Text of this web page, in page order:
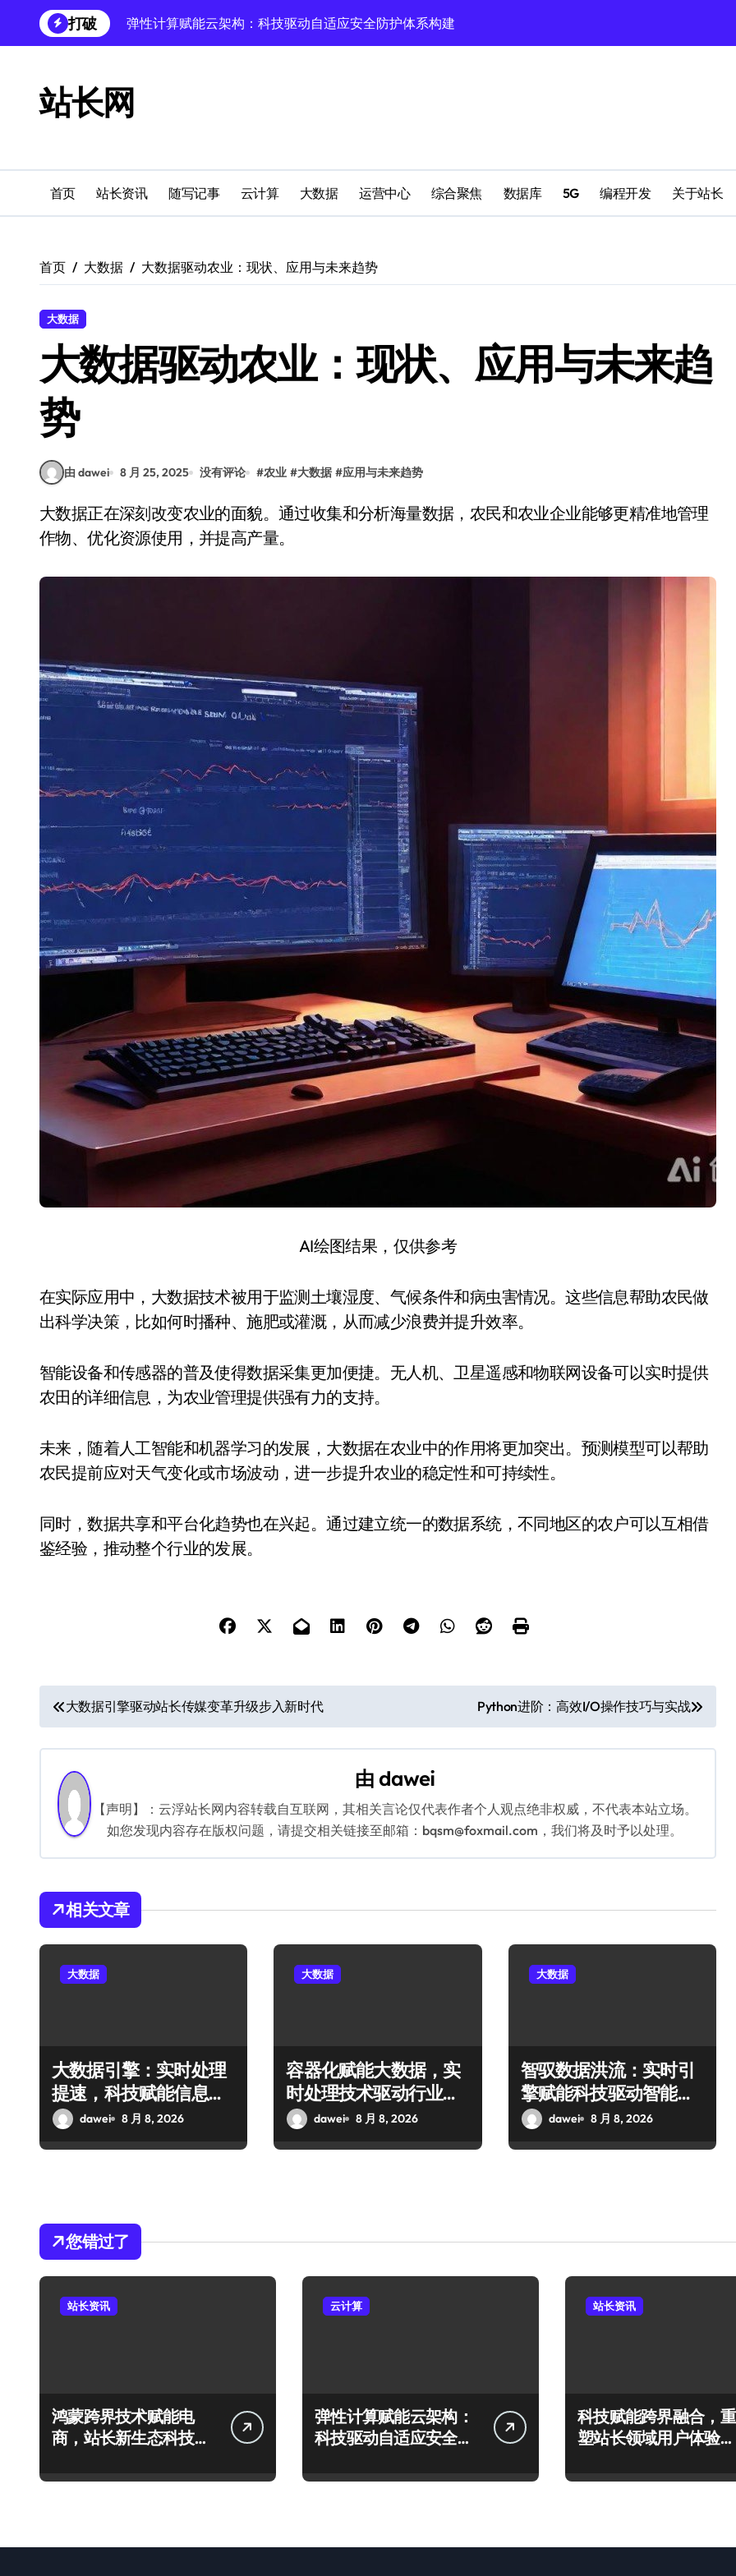
到
打破
科技赋能跨界融合，重塑站长领域用户体验新范式
跨界融合：技术革新驱动站长实践新科技风向标
科技赋能无障碍设计：数据库技术驱动多元融合新生态
蓝队视角：服务器技术融合赋能站长跨界科技新赛道
Android自动化视角：科技融合引领站长生态圈革新潮
鸿蒙跨界技术赋能电商，站长新生态科技启航新篇章
站长网
首页 站长资讯 随写记事 云计算 大数据 运营中心 综合聚焦 数据库 5G 编程开发 关于站长
首页 大数据 大数据驱动农业：现状、应用与未来趋势
大数据
大数据驱动农业：现状、应用与未来趋
势
由 dawei 8 月 25, 2025 没有评论 #农业 #大数据 #应用与未来趋势
大数据正在深刻改变农业的面貌。通过收集和分析海量数据，农民和农业企业能够更精准地管理
作物、优化资源使用，并提高产量。
AI绘图结果，仅供参考
在实际应用中，大数据技术被用于监测土壤湿度、气候条件和病虫害情况。这些信息帮助农民做
出科学决策，比如何时播种、施肥或灌溉，从而减少浪费并提升效率。
智能设备和传感器的普及使得数据采集更加便捷。无人机、卫星遥感和物联网设备可以实时提供
农田的详细信息，为农业管理提供强有力的支持。
未来，随着人工智能和机器学习的发展，大数据在农业中的作用将更加突出。预测模型可以帮助
农民提前应对天气变化或市场波动，进一步提升农业的稳定性和可持续性。
同时，数据共享和平台化趋势也在兴起。通过建立统一的数据系统，不同地区的农户可以互相借
鉴经验，推动整个行业的发展。
文
章
导
航
大数据引擎驱动站长传媒变革升级步入新时代 Python进阶：高效I/O操作技巧与实战
由 dawei
【声明】：云浮站长网内容转载自互联网，其相关言论仅代表作者个人观点绝非权威，不代表本站立场。
如您发现内容存在版权问题，请提交相关链接至邮箱：bqsm@foxmail.com，我们将及时予以处理。
相关文章
大数据
大数据引擎：实时处理
提速，科技赋能信息流
精准智优
dawei 8 月 8, 2026
大数据
容器化赋能大数据，实
时处理技术驱动行业科
技革新
dawei 8 月 8, 2026
大数据
智驭数据洪流：实时引
擎赋能科技驱动智能决
策新篇
dawei 8 月 8, 2026
您错过了
站长资讯
鸿蒙跨界技术赋能电
商，站长新生态科技启
云计算
弹性计算赋能云架构：
科技驱动自适应安全防
站长资讯
科技赋能跨界融合，重
塑站长领域用户体验新